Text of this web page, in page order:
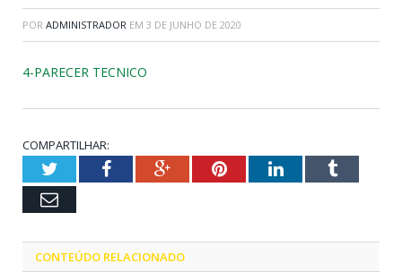
POR ADMINISTRADOR EM 3 DE JUNHO DE 2020
4-PARECER TECNICO
COMPARTILHAR:
TwitterFacebookGoogle+PinterestLinkedInTumblr
Email
CONTEÚDO RELACIONADO